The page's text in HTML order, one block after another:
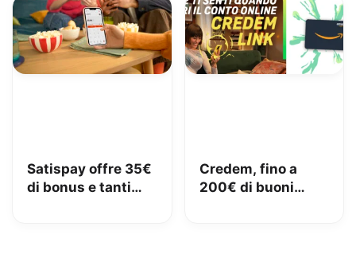
Satispay offre 35€
di bonus e tanti
Credem, fino a
200€ di buoni